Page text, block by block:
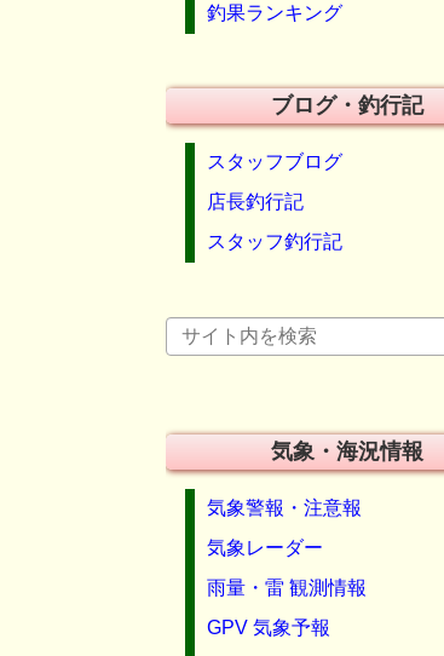
釣果ランキング
ブログ・釣行記
スタッフブログ
店長釣行記
スタッフ釣行記
気象・海況情報
気象警報・注意報
気象レーダー
雨量・雷 観測情報
GPV 気象予報